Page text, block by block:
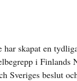
skapat en
i Finlands
Sveriges beslut